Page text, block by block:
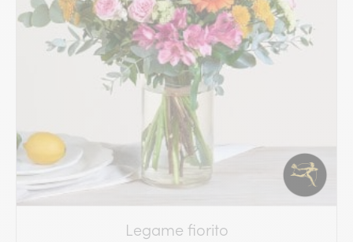
Legame fiorito